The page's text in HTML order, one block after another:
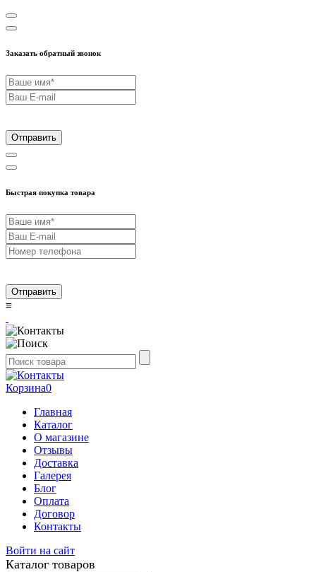
Заказать обратный звонок
Отправить
Быстрая покупка товара
Отправить
≡
Корзина0
Главная
Каталог
О магазине
Отзывы
Доставка
Галерея
Блог
Оплата
Договор
Контакты
Войти на сайт
Каталог товаров